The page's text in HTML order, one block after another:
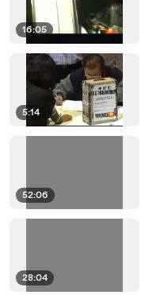
16:05
5:14
52:06
28:04